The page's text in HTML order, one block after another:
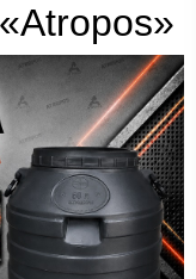
«Atropos»